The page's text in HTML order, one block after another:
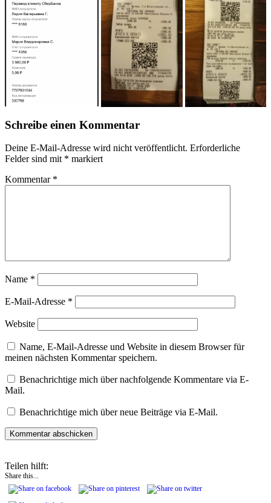
Schreibe einen Kommentar
Deine E-Mail-Adresse wird nicht veröffentlicht. Erforderliche
Felder sind mit * markiert
Kommentar *
Name *
E-Mail-Adresse *
Website
Name, E-Mail-Adresse und Website in diesem Browser für
meinen nächsten Kommentar speichern.
Benachrichtige mich über nachfolgende Kommentare via E-
Mail.
Benachrichtige mich über neue Beiträge via E-Mail.
Teilen hilft:
Share this...